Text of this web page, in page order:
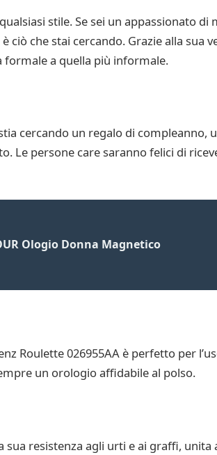
stile. Se sei un appassionato
che stai cercando. Grazie alla sua
formale a quella più informale.
cercando un regalo di compleanno,
Le persone care saranno felici di
Ologio Donna Magnetico
Roulette 026955AA è perfetto per
un orologio affidabile al polso.
resistenza agli urti e ai graffi,